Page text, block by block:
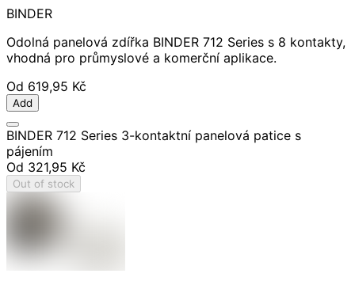
BINDER
Odolná panelová zdířka BINDER 712 Series s 8 kontakty,
vhodná pro průmyslové a komerční aplikace.
Od 619,95 Kč
Add
BINDER 712 Series 3-kontaktní panelová patice s
pájením
Od 321,95 Kč
Out of stock